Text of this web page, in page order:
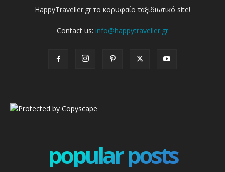
HappyTraveller.gr το κορυφαίο ταξιδιωτικό site!
Contact us: info@happytraveller.gr
popular posts